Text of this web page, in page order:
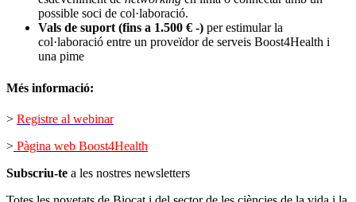
possible soci de col·laboració.
Vals de suport (fins a 1.500 € -) per estimular la
col·laboració entre un proveïdor de serveis Boost4Health i
una pime
Més informació:
> Registre al webinar
> Pàgina web Boost4Health
Subscriu-te a les nostres newsletters